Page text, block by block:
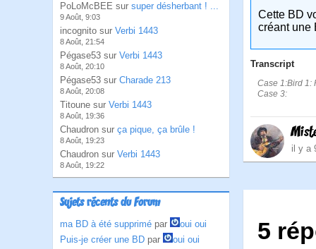
PoLoMcBEE sur super désherbant ! ...
9 Août, 9:03
incognito sur Verbi 1443
8 Août, 21:54
Pégase53 sur Verbi 1443
8 Août, 20:10
Pégase53 sur Charade 213
8 Août, 20:08
Titoune sur Verbi 1443
8 Août, 19:36
Chaudron sur ça pique, ça brûle !
8 Août, 19:23
Chaudron sur Verbi 1443
8 Août, 19:22
Sujets récents du Forum
ma BD à été supprimé par
oui oui
Puis-je créer une BD par
oui oui
Cette BD
créant une
Transcript
Case 1:Bird 1:
Case 3:
il y a
5